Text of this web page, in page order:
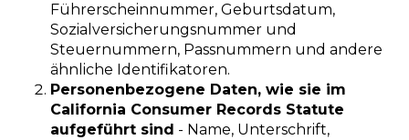
Führerscheinnummer, Geburtsdatum,
Sozialversicherungsnummer und
Steuernummern, Passnummern und andere
ähnliche Identifikatoren.
Personenbezogene Daten, wie sie im
California Consumer Records Statute
aufgeführt sind - Name, Unterschrift,